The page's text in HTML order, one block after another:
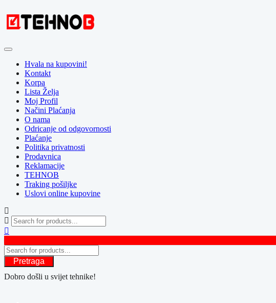
to
content
Hvala na kupovini!
Kontakt
Korpa
Lista Želja
Moj Profil
Načini Plaćanja
O nama
Odricanje od odgovornosti
Plaćanje
Politika privatnosti
Prodavnica
Reklamacije
TEHNOB
Traking pošiljke
Uslovi online kupovine
Pretraga
Dobro došli u svijet tehnike!